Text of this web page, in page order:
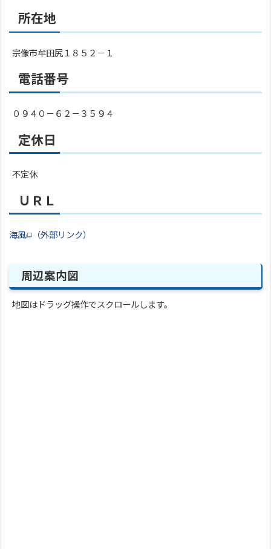
所在地
宗像市牟田尻１８５２－１
電話番号
０９４０－６２－３５９４
定休日
不定休
ＵＲＬ
海風 （外部リンク）
周辺案内図
地図はドラッグ操作でスクロールします。